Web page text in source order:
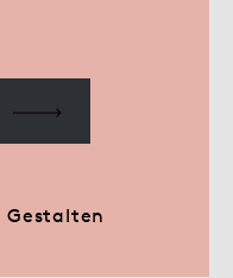
Gestalten